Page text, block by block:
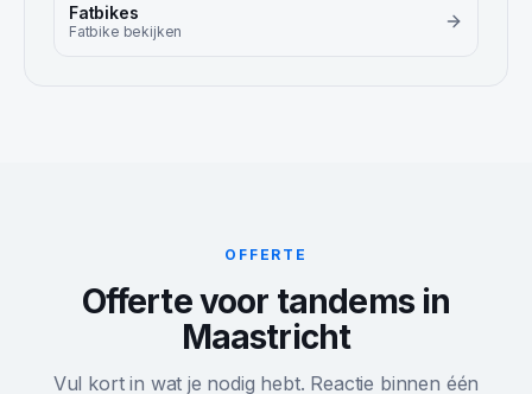
Fatbikes
Fatbike bekijken
OFFERTE
Offerte voor tandems in
Maastricht
Vul kort in wat je nodig hebt. Reactie binnen één